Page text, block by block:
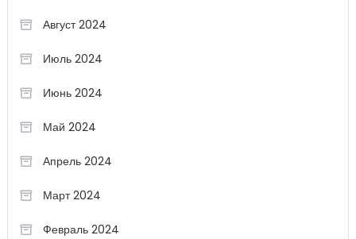
Август 2024
Июль 2024
Июнь 2024
Май 2024
Апрель 2024
Март 2024
Февраль 2024